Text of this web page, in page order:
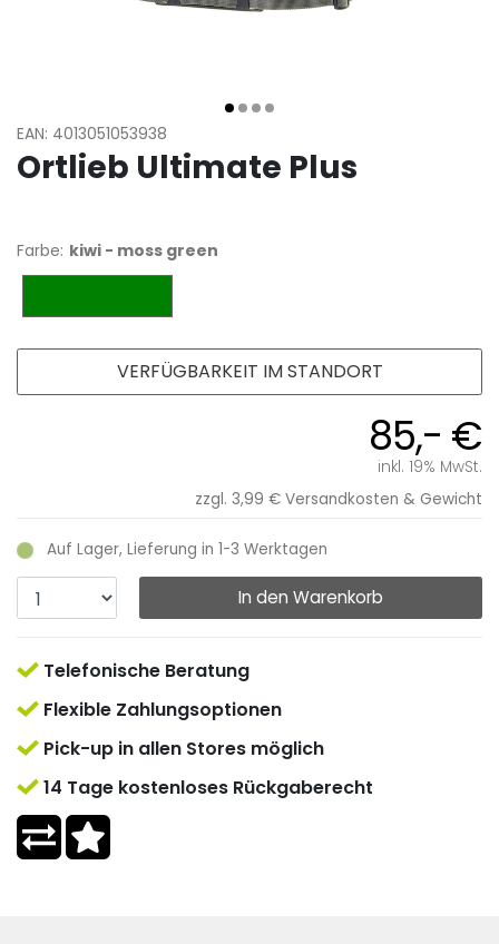
EAN: 4013051053938
Ortlieb Ultimate Plus
Farbe: kiwi - moss green
85,- €
inkl. 19% MwSt.
zzgl. 3,99 € Versandkosten & Gewicht
Auf Lager, Lieferung in 1-3 Werktagen
In den Warenkorb
VERFÜGBARKEIT IM STANDORT
Telefonische Beratung
Flexible Zahlungsoptionen
Pick-up in allen Stores möglich
14 Tage kostenloses Rückgaberecht